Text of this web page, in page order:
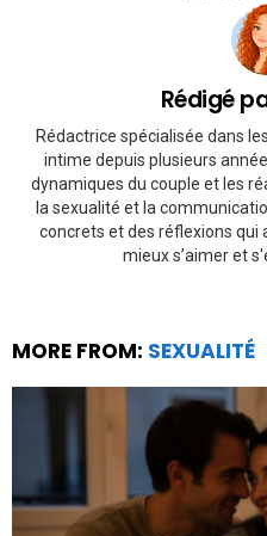
Rédigé
Rédactrice spécialisée dans
intime depuis plusieurs
dynamiques du couple et les
la sexualité et la
concrets et des réflexions qui
mieux s’aimer et
MORE FROM: SEXUALITÉ